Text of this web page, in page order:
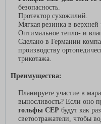
безопасность.
Протектор сухожилий.
Мягкая резинка в верхней
Оптимальное тепло- и
Сделано в Германии
производству
трикотажа.
Преимущества:
Планируете участие в
выносливость? Если оно
гольфы CEP будут как
светоотражатели, чтобы